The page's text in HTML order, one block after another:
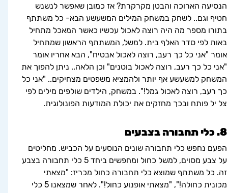
הנסיעה הארוכה והבטן מקרקרת? אז כמובן שאפשר לנשנש
חטיף וגם.. לשחק במשחק המילים המשעשע הבא- כל משתתף
בתורו מספר מה היה רוצה לאכול עכשיו כאשר המאכל מתחיל
באות לפי סדר האלף בית. למשל, המשתתף הראשון שמתחיל
אומר "אני כל כך רעב, רוצה לאכול אבטיח", הבא אחריו אומר
"אני כל כך רעב, רוצה לאכול בוטנים" וכן הלאה.. ניתן להפוך את
המשחק למשעשע אף יותר ולהמציא משפטים מצחיקים.. "אני כל
כך רעב, רוצה לאכול גמל!". במשחק, הילדים שולפים מילים לפי
צל יל פותח ובכך מחזקים את יכולת המודעות הפונולוגית.
8. כלי תחבורה בצבעים
הפעם נחפש כלי תחבורה שונים הנוסעים על הכביש. מחליטים
על צבע מסוים, למשל כחול ומחפשים ביחד 5 כלי תחבורה בצבע
זה. כל משתתף שמוצא כלי תחבורה כחול מכריז: "מצאתי
מכונית כחולה!", "מצאתי אופנוע כחול!". לאחר שמצאנו 5 כלי